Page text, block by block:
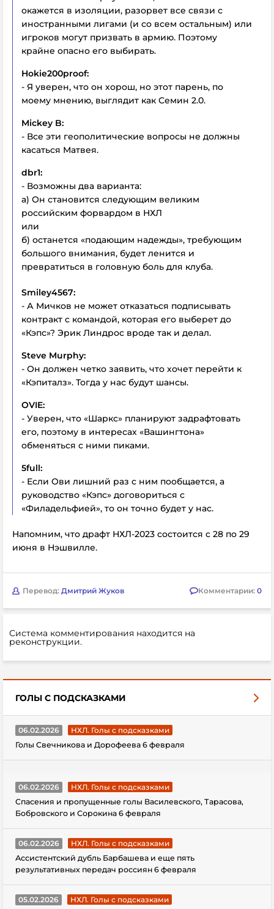
окажется в изоляции, разорвет все связи с
иностранными лигами (и со всем остальным) или
игроков могут призвать в армию. Поэтому
крайне опасно его выбирать.
Hokie200proof:
- Я уверен, что он хорош, но этот парень, по
моему мнению, выглядит как Семин 2.0.
Mickey B:
- Все эти геополитические вопросы не должны
касаться Матвея.
dbr1:
- Возможны два варианта:
а) Он становится следующим великим
российским форвардом в НХЛ
или
б) останется «подающим надежды», требующим
большого внимания, будет ленится и
превратиться в головную боль для клуба.
Smiley4567:
- А Мичков не может отказаться подписывать
контракт с командой, которая его выберет до
«Кэпс»? Эрик Линдрос вроде так и делал.
Steve Murphy:
- Он должен четко заявить, что хочет перейти к
«Кэпиталз». Тогда у нас будут шансы.
OVIE:
- Уверен, что «Шаркс» планируют задрафтовать
его, поэтому в интересах «Вашингтона»
обменяться с ними пиками.
5full:
- Если Ови лишний раз с ним пообщается, а
руководство «Кэпс» договориться с
«Филадельфией», то он точно будет у нас.
Напомним, что драфт НХЛ-2023 состоится с 28 по 29
июня в Нэшвилле.
Перевод: Дмитрий Жуков Комментарии: 0
Система комментирования находится на
реконструкции.
ГОЛЫ С ПОДСКАЗКАМИ
06.02.2026
НХЛ. Голы с подсказками
Голы Свечникова и Дорофеева 6 февраля
06.02.2026
НХЛ. Голы с подсказками
Спасения и пропущенные голы Василевского, Тарасова,
Бобровского и Сорокина 6 февраля
06.02.2026
НХЛ. Голы с подсказками
Ассистентский дубль Барбашева и еще пять
результативных передач россиян 6 февраля
05.02.2026
НХЛ. Голы с подсказками